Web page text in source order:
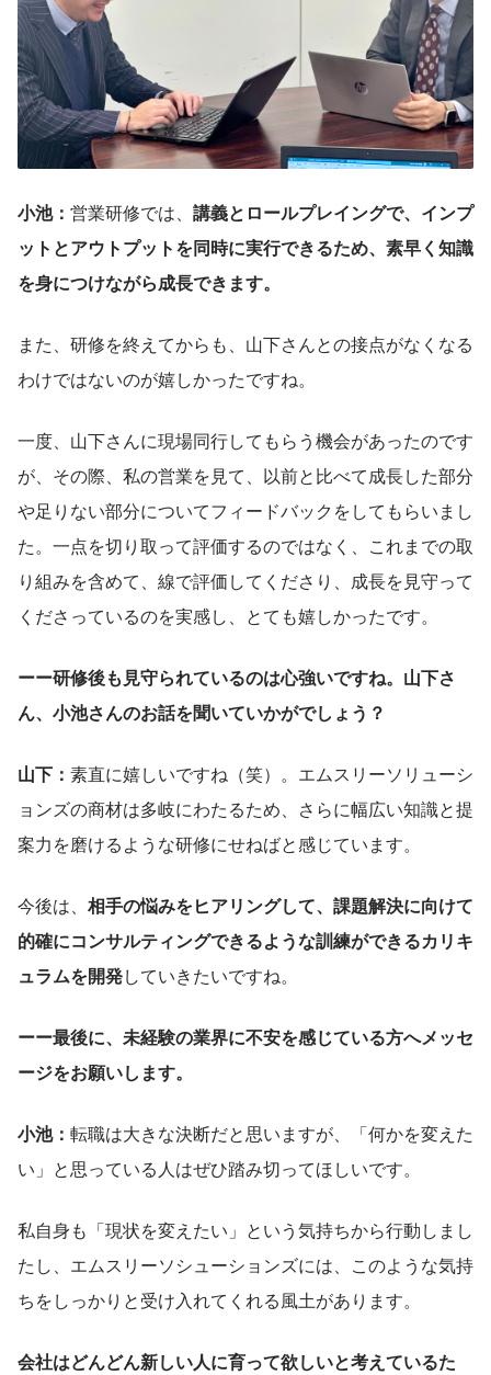
小池： 営業研修では、 講義とロールプレイングで、インプ
ットとアウトプットを同時に実行できるため、素早く知識
を身につけながら成長できます。
また、研修を終えてからも、山下さんとの接点がなくなる
わけではないのが嬉しかったですね。
一度、山下さんに現場同行してもらう機会があったのです
が、その際、私の営業を見て、以前と比べて成長した部分
や足りない部分についてフィードバックをしてもらいまし
た。一点を切り取って評価するのではなく、これまでの取
り組みを含めて、線で評価してくださり、成長を見守って
くださっているのを実感し、とても嬉しかったです。
ーー研修後も見守られているのは心強いですね。山下さ
ん、小池さんのお話を聞いていかがでしょう？
山下： 素直に嬉しいですね（笑）。エムスリーソリューシ
ョンズの商材は多岐にわたるため、さらに幅広い知識と提
案力を磨けるような研修にせねばと感じています。
今後は、 相手の悩みをヒアリングして、課題解決に向けて
的確にコンサルティングできるような訓練ができるカリキ
ュラムを開発していきたいですね。
ーー最後に、未経験の業界に不安を感じている方へメッセ
ージをお願いします。
小池： 転職は大きな決断だと思いますが、「何かを変えた
い」と思っている人はぜひ踏み切ってほしいです。
私自身も「現状を変えたい」という気持ちから行動しまし
たし、エムスリーソシューションズには、このような気持
ちをしっかりと受け入れてくれる風土があります。
会社はどんどん新しい人に育って欲しいと考えているた